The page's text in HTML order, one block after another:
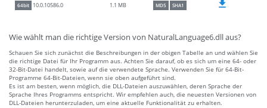
64bit 10.0.10586.0 1.1 MB MD5 SHA1
Wie wählt man die richtige Version von NaturalLanguage6.dll aus?
Schauen Sie sich zunächst die Beschreibungen in der obigen Tabelle an und wählen Sie
die richtige Datei für Ihr Programm aus. Achten Sie darauf, ob es sich um eine 64- oder
32-Bit-Datei handelt, sowie auf die verwendete Sprache. Verwenden Sie für 64-Bit-
Programme 64-Bit-Dateien, wenn sie oben aufgeführt sind.
Es ist am besten, wenn möglich, die DLL-Dateien auszuwählen, deren Sprache der
Sprache Ihres Programms entspricht. Wir empfehlen auch, die neuesten Versionen von
DLL-Dateien herunterzuladen, um eine aktuelle Funktionalität zu erhalten.